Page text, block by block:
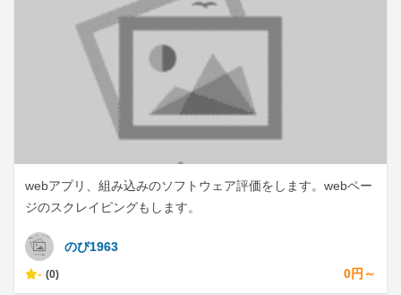
webアプリ、組み込みのソフトウェア評価をします。webペー
ジのスクレイピングもします。
のび1963
- (0) 0円～